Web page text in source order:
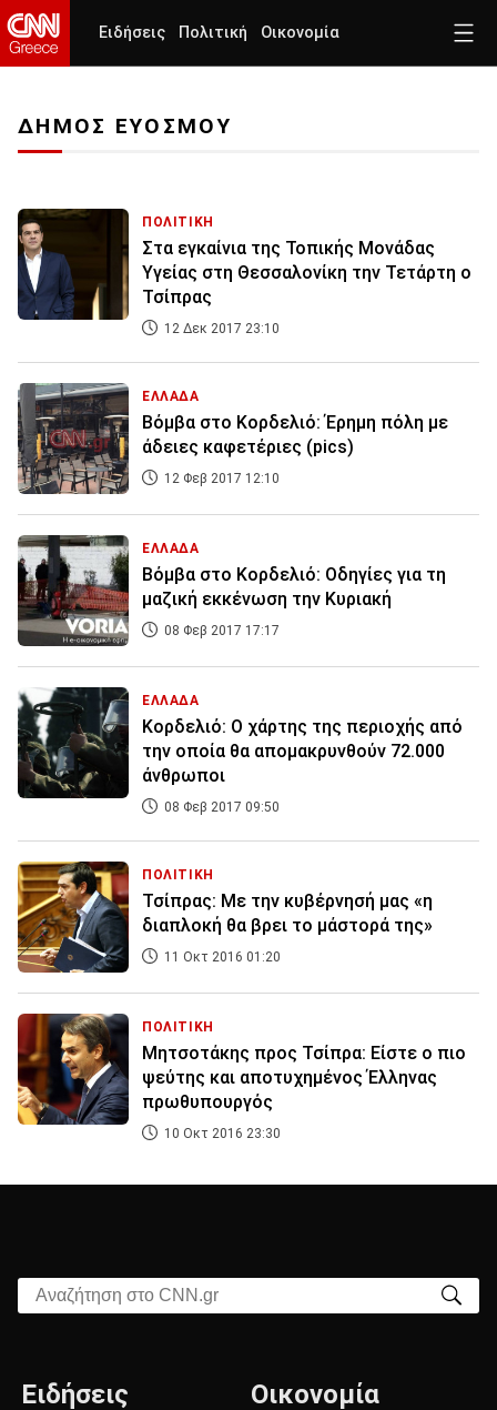
Ειδήσεις Πολιτική Οικονομία
ΔΗΜΟΣ ΕΥΟΣΜΟΥ
ΠΟΛΙΤΙΚΗ
Στα εγκαίνια της Τοπικής Μονάδας
Υγείας στη Θεσσαλονίκη την Τετάρτη ο
Τσίπρας
12 Δεκ 2017 23:10
ΕΛΛΑΔΑ
Βόμβα στο Κορδελιό: Έρημη πόλη με
άδειες καφετέριες (pics)
12 Φεβ 2017 12:10
ΕΛΛΑΔΑ
Βόμβα στο Κορδελιό: Οδηγίες για τη
μαζική εκκένωση την Κυριακή
08 Φεβ 2017 17:17
ΕΛΛΑΔΑ
Κορδελιό: Ο χάρτης της περιοχής από
την οποία θα απομακρυνθούν 72.000
άνθρωποι
08 Φεβ 2017 09:50
ΠΟΛΙΤΙΚΗ
Τσίπρας: Με την κυβέρνησή μας «η
διαπλοκή θα βρει το μάστορά της»
11 Οκτ 2016 01:20
ΠΟΛΙΤΙΚΗ
Μητσοτάκης προς Τσίπρα: Είστε ο πιο
ψεύτης και αποτυχημένος Έλληνας
πρωθυπουργός
10 Οκτ 2016 23:30
Αναζήτηση στο CNN.gr
Ειδήσεις Οικονομία